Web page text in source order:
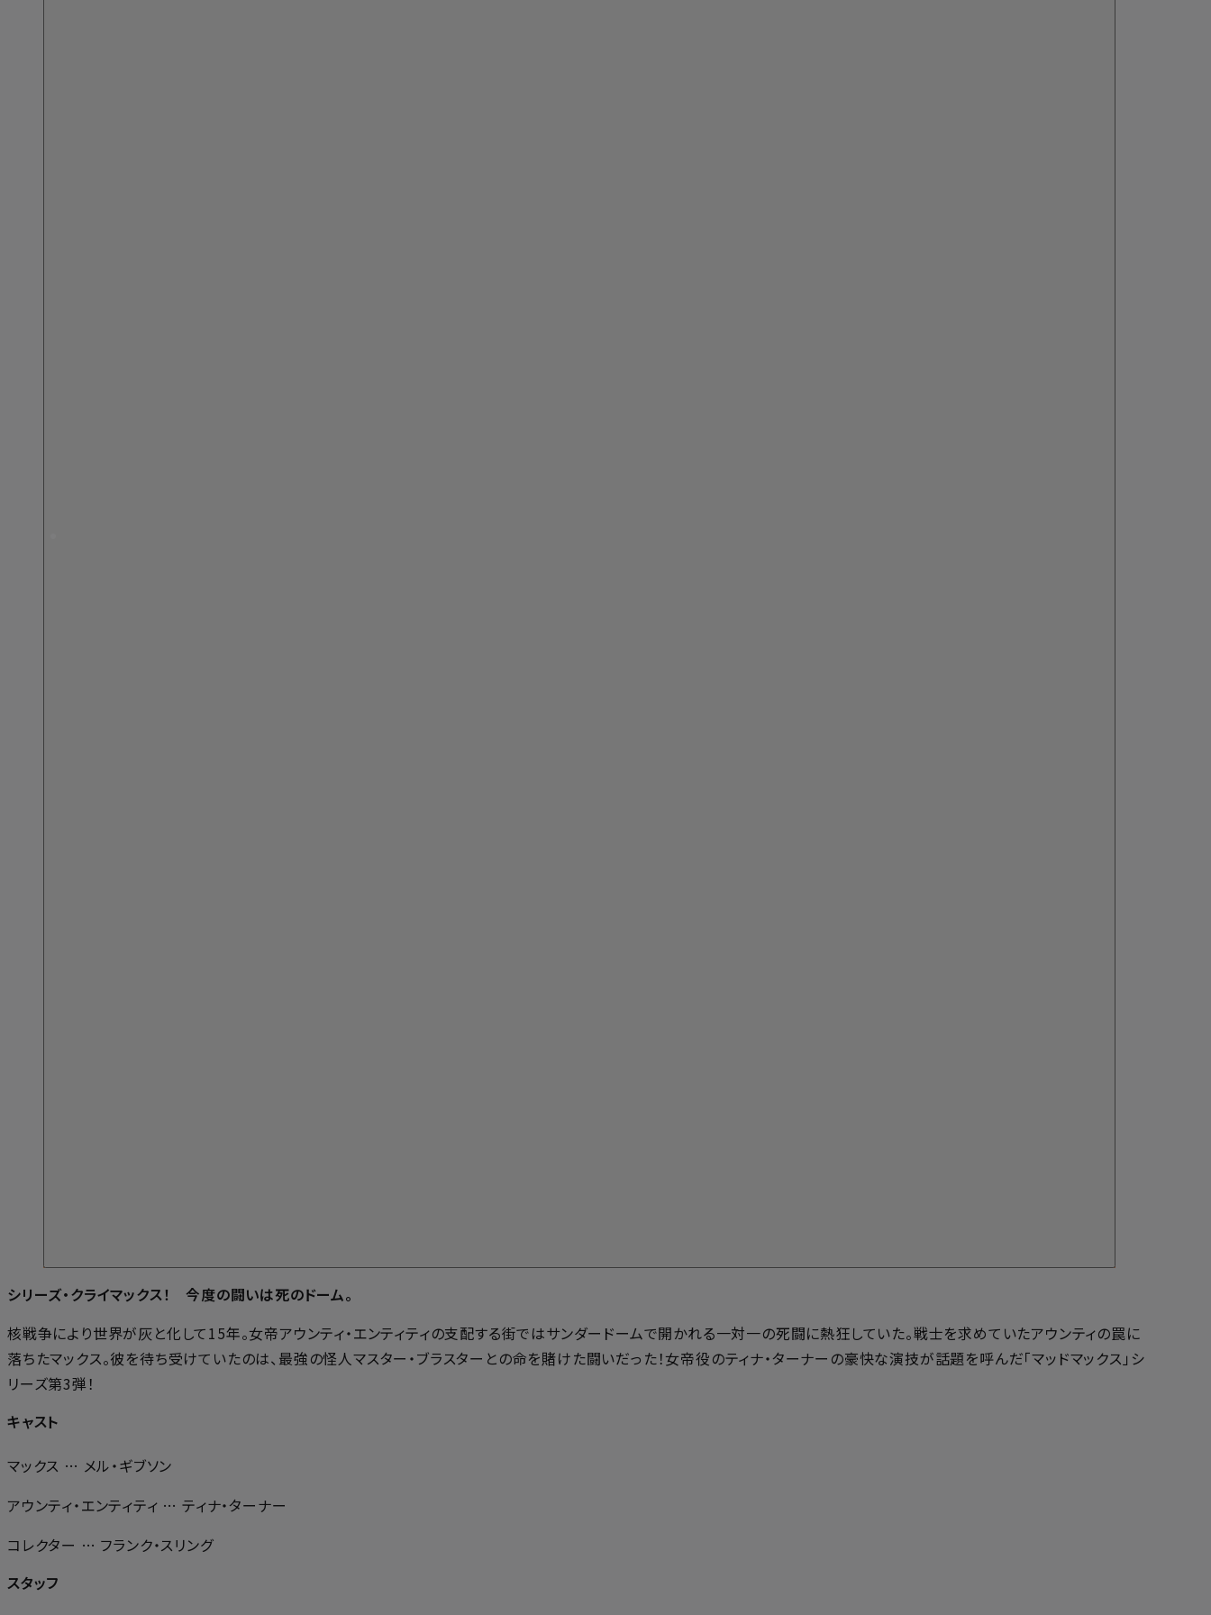
シリーズ・クライマックス！ 今度の闘いは死のドーム。
核戦争により世界が灰と化して15年。女帝アウンティ・エンティティの支配する街ではサンダードームで開かれる一対一の死闘に熱狂していた。戦士を求めていたアウンティの罠に
落ちたマックス。彼を待ち受けていたのは、最強の怪人マスター・ブラスターとの命を賭けた闘いだった！女帝役のティナ・ターナーの豪快な演技が話題を呼んだ「マッドマックス」シ
リーズ第3弾！
キャスト
マックス … メル・ギブソン
アウンティ・エンティティ … ティナ・ターナー
コレクター … フランク・スリング
スタッフ